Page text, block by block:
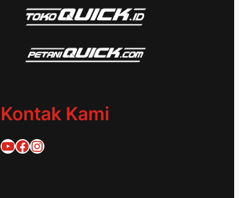
Kontak Kami
Quick Traktor
Traktor Quick 1953@quicktraktor